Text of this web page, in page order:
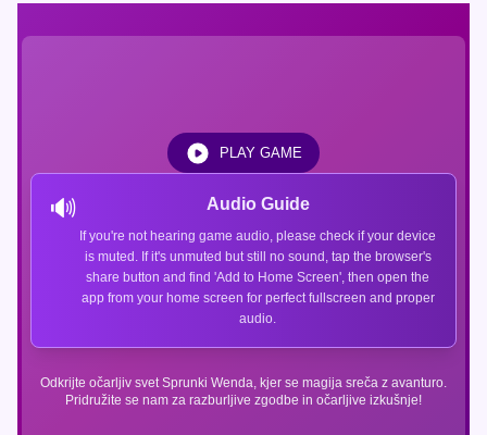
Odkrijte očarljiv svet Sprunki Wenda, kjer se magija sreča z avanturo.
Pridružite se nam za razburljive zgodbe in očarljive izkušnje!
🔊 Audio Guide
If you're not hearing game audio, please check if your device
is muted. If it's unmuted but still no sound, tap the browser's
share button and find 'Add to Home Screen', then open the
app from your home screen for perfect fullscreen and proper
audio.
PLAY GAME